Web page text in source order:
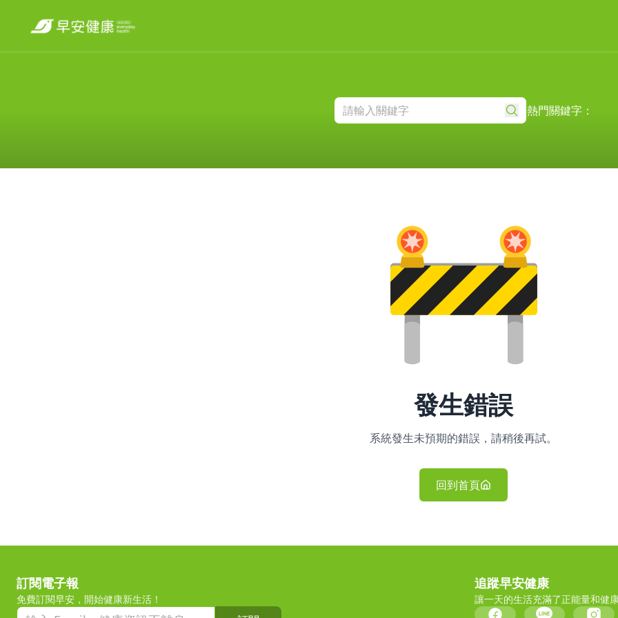
熱門關鍵字：
發生錯誤
系統發生未預期的錯誤，請稍後再試。
回到首頁
訂閱電子報
免費訂閱早安，開始健康新生活！
追蹤早安健康
讓一天的生活充滿了正能量和健